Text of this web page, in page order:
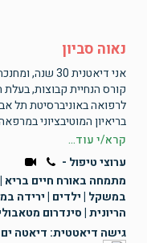
נאוה סביון
אני דיאטנית 30
קורס הנחיית קבוצות,
לרפואה באוניברסיטת תל
בריאיון המוטיבציוני
קרא/י עוד...
ערוצי טיפול -
מתמחה באורח חיים בריא
במשקל | ילדים | ירידה
הריונית | סינדרום
גישה דיאטטית: דיאטה ים